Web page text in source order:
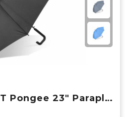
Mistralwood 190T Pongee 23" Paraplu Auto open